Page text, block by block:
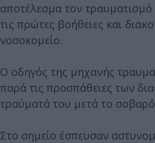
αποτέλεσμα τον τραυματισμό
τις πρώτες βοήθειες και
νοσοκομείο.
Ο οδηγός της μηχανής
παρά τις προσπάθειες των
τραύματά του μετά το σοβαρό
Στο σημείο έσπευσαν